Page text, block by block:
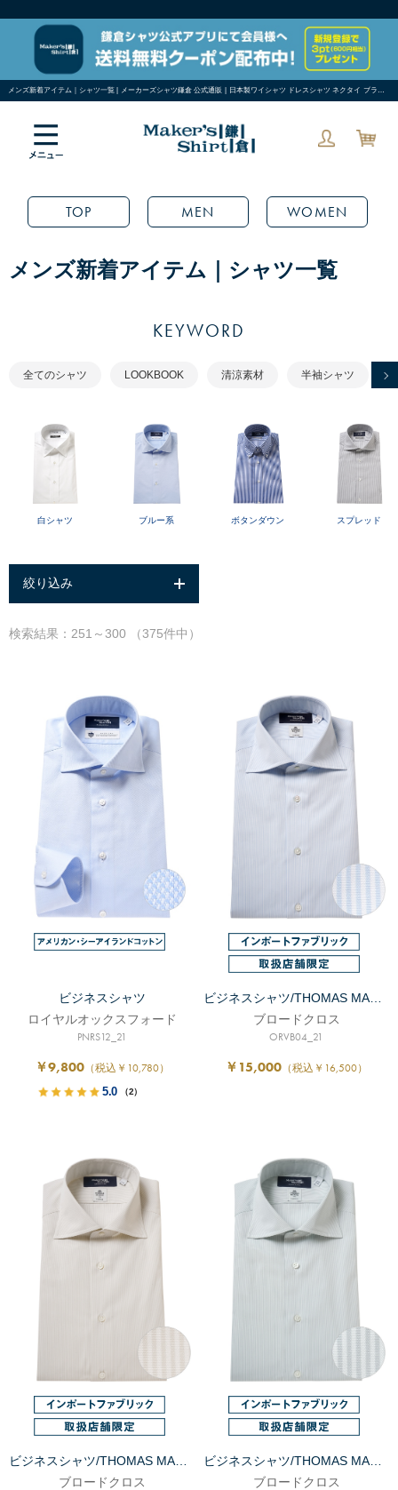
TOP MEN WOMEN
メンズ新着アイテム｜シャツ一覧
KEYWORD
全てのシャツ LOOKBOOK 清涼素材 半袖シャツ
白シャツ ブルー系 ボタンダウン スプレッド
絞り込み
検索結果：251～300 （375件中）
ビジネスシャツ
ロイヤルオックスフォード
PNRS12_21
￥9,800（税込￥10,780）
5.0 （2）
ブロードクロス
ORVB04_21
￥15,000 （税込￥16,500）
ブロードクロス
ブロードクロス